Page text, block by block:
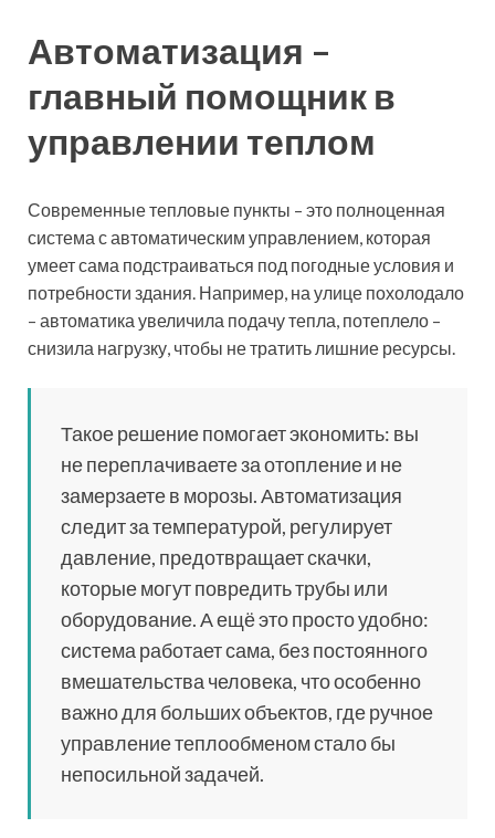
Автоматизация –
главный помощник в
управлении теплом
Современные тепловые пункты – это полноценная
система с автоматическим управлением, которая
умеет сама подстраиваться под погодные условия и
потребности здания. Например, на улице похолодало
– автоматика увеличила подачу тепла, потеплело –
снизила нагрузку, чтобы не тратить лишние ресурсы.
Такое решение помогает экономить: вы
не переплачиваете за отопление и не
замерзаете в морозы. Автоматизация
следит за температурой, регулирует
давление, предотвращает скачки,
которые могут повредить трубы или
оборудование. А ещё это просто удобно:
система работает сама, без постоянного
вмешательства человека, что особенно
важно для больших объектов, где ручное
управление теплообменом стало бы
непосильной задачей.